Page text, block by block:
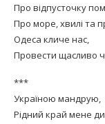
Про відпусточку
Про море, хвилі та
Одеса кличе нас,
Провести щасливо
***
Україною мандрую,
Рідний край мене